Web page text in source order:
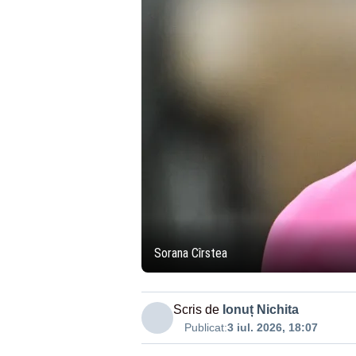
Sorana Cîrstea
Scris de Ionuț Nichita
Publicat:3 iul. 2026, 18:07